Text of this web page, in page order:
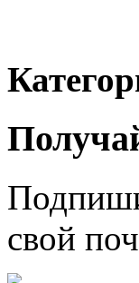
свой